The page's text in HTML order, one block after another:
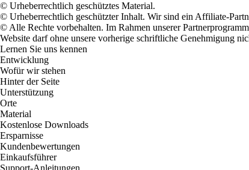
© Urheberrechtlich geschütztes Material.
© Urheberrechtlich geschützter Inhalt. Wir sind ein Affiliate-
© Alle Rechte vorbehalten. Im Rahmen unserer
Website darf ohne unsere vorherige schriftliche Genehmigung
Lernen Sie uns kennen
Entwicklung
Wofür wir stehen
Hinter der Seite
Unterstützung
Orte
Material
Kostenlose Downloads
Ersparnisse
Kundenbewertungen
Einkaufsführer